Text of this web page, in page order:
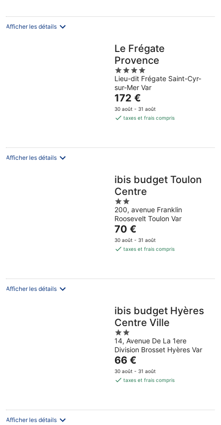
nuit
Afficher les détails
Le Frégate
Provence
4
out
of
5
Lieu-dit Frégate Saint-Cyr-
sur-Mer Var
Le
prix
est
par
172 €
30 août - 31 août
taxes et frais compris
Afficher les détails
ibis budget Toulon
Centre
2
out
of
5
200, avenue Franklin
Roosevelt Toulon Var
Le
prix
est
par
70 €
30 août - 31 août
taxes et frais compris
Afficher les détails
ibis budget Hyères
Centre Ville
2
out
of
5
14, Avenue De La 1ere
Division Brosset Hyères Var
Le
prix
est
par
66 €
30 août - 31 août
taxes et frais compris
Afficher les détails